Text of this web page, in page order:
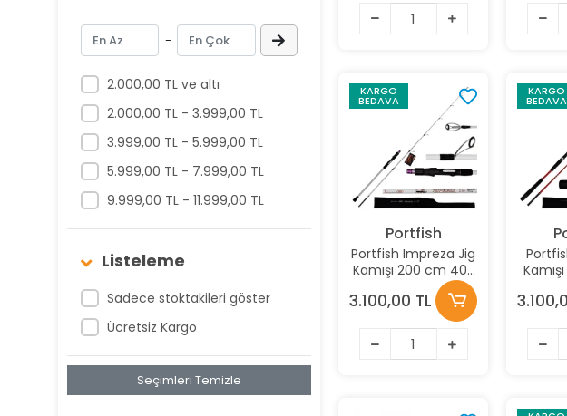
-
2.000,00 TL ve altı
2.000,00 TL - 3.999,00 TL
3.999,00 TL - 5.999,00 TL
5.999,00 TL - 7.999,00 TL
9.999,00 TL - 11.999,00 TL
Listeleme
Sadece stoktakileri göster
Ücretsiz Kargo
Seçimleri Temizle
KARGO
BEDAVA
Portfish
Portfish Impreza Jig
Kamışı 200 cm 40-
120 gr 2 Parça
3.100,00 TL
KARGO
BEDAVA